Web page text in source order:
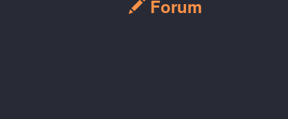
Forum